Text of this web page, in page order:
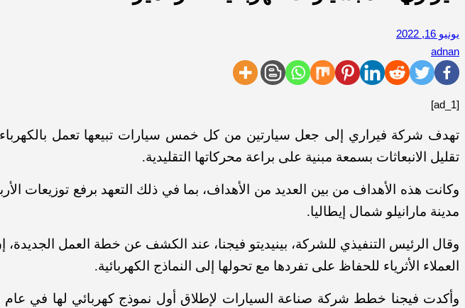
يونيو 16, 2022
adnan
[ad_1]
تقليل الانبعاثات بسمعة مبنية على براعة محركاتها التقليدية.
وكانت هذه الأهداف من بين العديد من الأهداف، بما في ذلك التعهد برفع توزيعات
مدينة مارانيلو شمال إيطاليا.
وقال الرئيس التنفيذي للشركة، بينيديتو فيجنا، عند الكشف عن خطة العمل
العملاء الأثرياء للحفاظ على تفردها مع تحولها إلى النماذج الكهربائية.
وأكدت فيجنا خطط شركة صناعة السيارات لإطلاق أول نموذج كهربائي لها في عام 2025. و